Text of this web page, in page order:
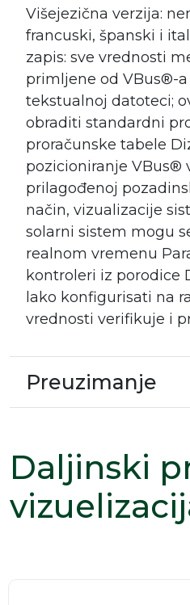
Višejezična verzija:
francuski, španski i
zapis: sve vrednosti
primljene od VBus®-
tekstualnoj datoteci;
obraditi standardni
proračunske tabele
pozicioniranje VBus®
prilagođenoj
način, vizualizacije
solarni sistem mogu
realnom vremenu
kontroleri iz porodice
lako konfigurisati na
vrednosti verifikuje i
Preuzimanje
Daljinski